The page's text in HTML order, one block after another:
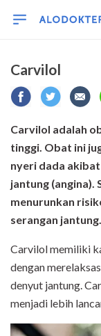
Carvilol
Carvilol adalah
tinggi. Obat ini
nyeri dada
jantung (angina).
menurunkan
serangan jantung.
Carvilol memiliki
dengan
denyut jantung.
menjadi lebih